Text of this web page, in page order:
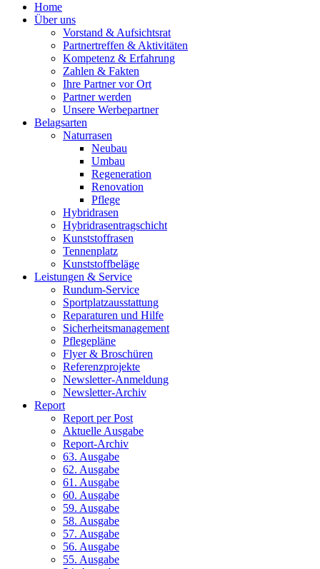
Home
Über uns
Vorstand & Aufsichtsrat
Partnertreffen & Aktivitäten
Kompetenz & Erfahrung
Zahlen & Fakten
Ihre Partner vor Ort
Partner werden
Unsere Werbepartner
Belagsarten
Naturrasen
Neubau
Umbau
Regeneration
Renovation
Pflege
Hybridrasen
Hybridrasentragschicht
Kunststoffrasen
Tennenplatz
Kunststoffbeläge
Leistungen & Service
Rundum-Service
Sportplatzausstattung
Reparaturen und Hilfe
Sicherheitsmanagement
Pflegepläne
Flyer & Broschüren
Referenzprojekte
Newsletter-Anmeldung
Newsletter-Archiv
Report
Report per Post
Aktuelle Ausgabe
Report-Archiv
63. Ausgabe
62. Ausgabe
61. Ausgabe
60. Ausgabe
59. Ausgabe
58. Ausgabe
57. Ausgabe
56. Ausgabe
55. Ausgabe